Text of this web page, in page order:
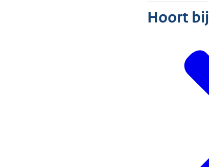
Hoort bij